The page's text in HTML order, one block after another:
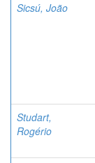
Sicsú, João
Studart,
Rogério